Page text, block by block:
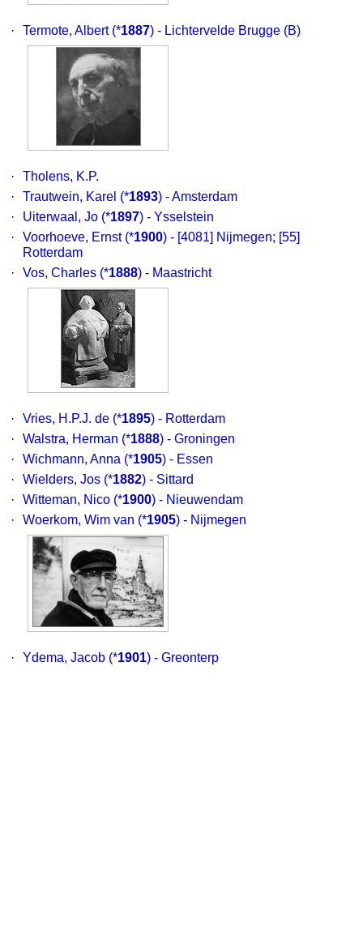
· Termote, Albert (*1887) - Lichtervelde Brugge (B)
·
Tholens, K.P.
·
Trautwein, Karel (*1893) - Amsterdam
·
Uiterwaal, Jo (*1897) - Ysselstein
·
Voorhoeve, Ernst (*1900) - [4081] Nijmegen; [55]
Rotterdam
·
Vos, Charles (*1888) - Maastricht
· Vries, H.P.J. de (*1895) - Rotterdam
·
Walstra, Herman (*1888) - Groningen
·
Wichmann, Anna (*1905) - Essen
·
Wielders, Jos (*1882) - Sittard
·
Witteman, Nico (*1900) - Nieuwendam
·
Woerkom, Wim van (*1905) - Nijmegen
· Ydema, Jacob (*1901) - Greonterp